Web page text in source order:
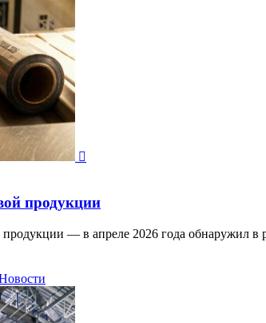

продукции
— в апреле 2026 года обнаружил в